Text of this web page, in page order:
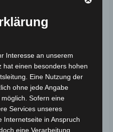
00 Kategorie:VM4
Checkout
Interesse an unserem
hat einen besonders hohen
Eine Nutzung der
ohne jede Angabe
Sofern eine
Services unseres
Internetseite in Anspruch
eine Verarbeitung